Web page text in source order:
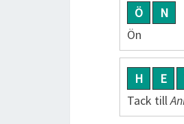
Ö N
Ön
H E
Tack till